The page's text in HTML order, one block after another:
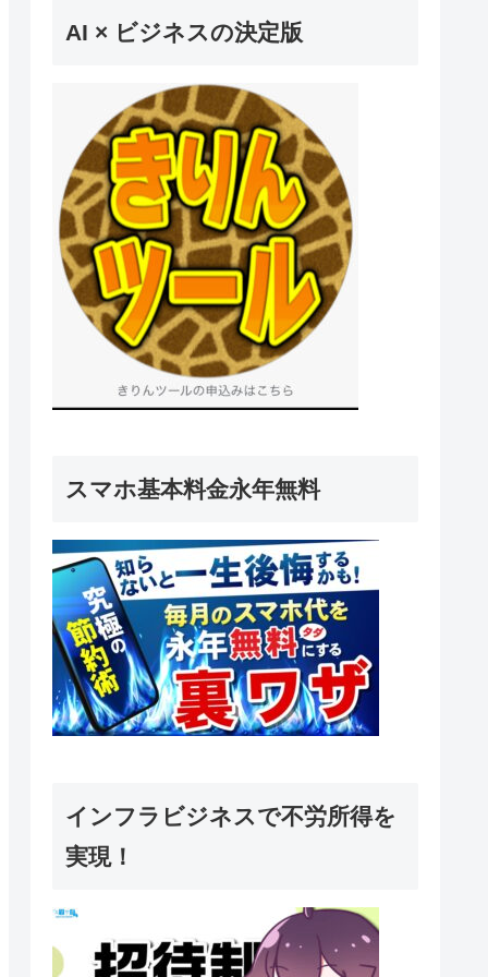
AI × ビジネスの決定版
スマホ基本料金永年無料
インフラビジネスで不労所得を
実現！